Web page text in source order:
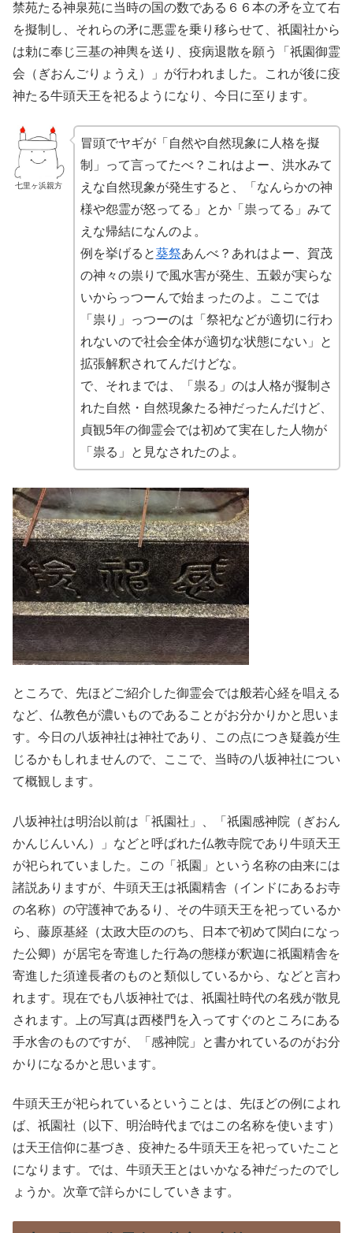
禁苑たる神泉苑に当時の国の数である６６本の矛を立て右
を擬制し、それらの矛に悪霊を乗り移らせて、祇園社から
は勅に奉じ三基の神輿を送り、疫病退散を願う「祇園御霊
会（ぎおんごりょうえ）」が行われました。これが後に疫
神たる牛頭天王を祀るようになり、今日に至ります。
七里ヶ浜親方
冒頭でヤギが「自然や自然現象に人格を擬
制」って言ってたべ？これはよー、洪水みて
えな自然現象が発生すると、「なんらかの神
様や怨霊が怒ってる」とか「祟ってる」みて
えな帰結になんのよ。
例を挙げると葵祭あんべ？あれはよー、賀茂
の神々の祟りで風水害が発生、五穀が実らな
いからっつーんで始まったのよ。ここでは
「祟り」っつーのは「祭祀などが適切に行わ
れないので社会全体が適切な状態にない」と
拡張解釈されてんだけどな。
で、それまでは、「祟る」のは人格が擬制さ
れた自然・自然現象たる神だったんだけど、
貞観5年の御霊会では初めて実在した人物が
「祟る」と見なされたのよ。
ところで、先ほどご紹介した御霊会では般若心経を唱える
など、仏教色が濃いものであることがお分かりかと思いま
す。今日の八坂神社は神社であり、この点につき疑義が生
じるかもしれませんので、ここで、当時の八坂神社につい
て概観します。
八坂神社は明治以前は「祇園社」、「祇園感神院（ぎおん
かんじんいん）」などと呼ばれた仏教寺院であり牛頭天王
が祀られていました。この「祇園」という名称の由来には
諸説ありますが、牛頭天王は祇園精舎（インドにあるお寺
の名称）の守護神であるり、その牛頭天王を祀っているか
ら、藤原基経（太政大臣ののち、日本で初めて関白になっ
た公卿）が居宅を寄進した行為の態様が釈迦に祇園精舎を
寄進した須達長者のものと類似しているから、などと言わ
れます。現在でも八坂神社では、祇園社時代の名残が散見
されます。上の写真は西楼門を入ってすぐのところにある
手水舎のものですが、「感神院」と書かれているのがお分
かりになるかと思います。
牛頭天王が祀られているということは、先ほどの例によれ
ば、祇園社（以下、明治時代まではこの名称を使います）
は天王信仰に基づき、疫神たる牛頭天王を祀っていたこと
になります。では、牛頭天王とはいかなる神だったのでし
ょうか。次章で詳らかにしていきます。